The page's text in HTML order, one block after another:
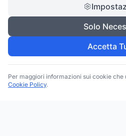
Solo
Accetta
Per maggiori informazioni sui cookie
Cookie Policy.